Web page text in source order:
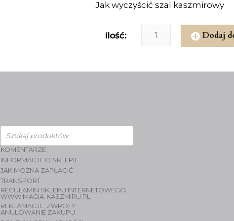
Jak wyczyścić szal kaszmirowy
ilość: Dodaj
Wyszukiwarka
produktów
KOMENTARZE
INFORMACJE O SKLEPIE
JAK MOŻNA ZAPŁACIĆ
TRANSPORT
REGULAMIN SKLEPU INTERNETOWEGO
WWW.MAGIA-KASZMIRU.PL
REKLAMACJE, ZWROTY
ANULOWANIE ZAKUPU